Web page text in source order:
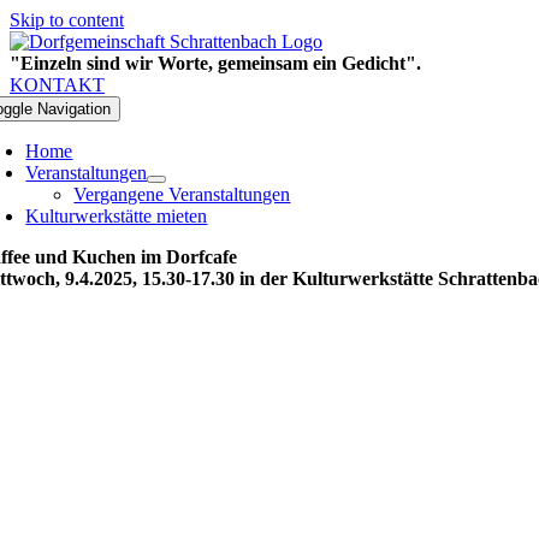
Skip to content
"Einzeln sind wir Worte, gemeinsam ein Gedicht".
KONTAKT
Navigation
Home
Veranstaltungen
Vergangene Veranstaltungen
Kulturwerkstätte mieten
und Kuchen im Dorfcafe
9.4.2025, 15.30-17.30 in der Kulturwerkstätte